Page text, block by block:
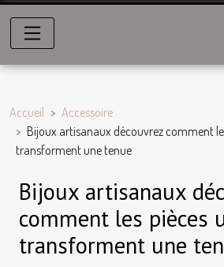
Accueil
Accessoire
Bijoux artisanaux découvrez comment
transforment une tenue
Bijoux artisanaux
comment les pièces
transforment une